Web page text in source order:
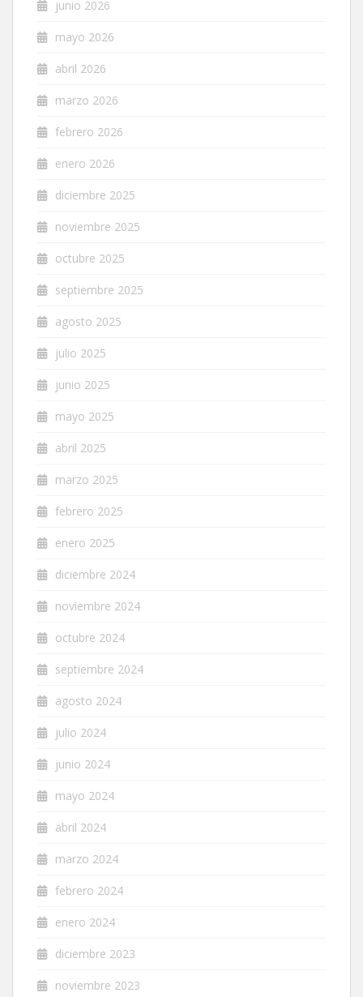
junio 2026
mayo 2026
abril 2026
marzo 2026
febrero 2026
enero 2026
diciembre 2025
noviembre 2025
octubre 2025
septiembre 2025
agosto 2025
julio 2025
junio 2025
mayo 2025
abril 2025
marzo 2025
febrero 2025
enero 2025
diciembre 2024
noviembre 2024
octubre 2024
septiembre 2024
agosto 2024
julio 2024
junio 2024
mayo 2024
abril 2024
marzo 2024
febrero 2024
enero 2024
diciembre 2023
noviembre 2023